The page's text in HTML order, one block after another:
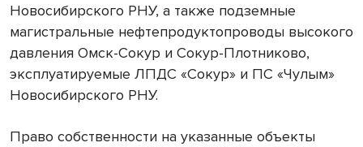
Новосибирского РНУ, а также подземные
магистральные нефтепродуктопроводы высокого
давления Омск-Сокур и Сокур-Плотниково,
эксплуатируемые ЛПДС «Сокур» и ПС «Чулым»
Новосибирского РНУ.
Право собственности на указанные объекты